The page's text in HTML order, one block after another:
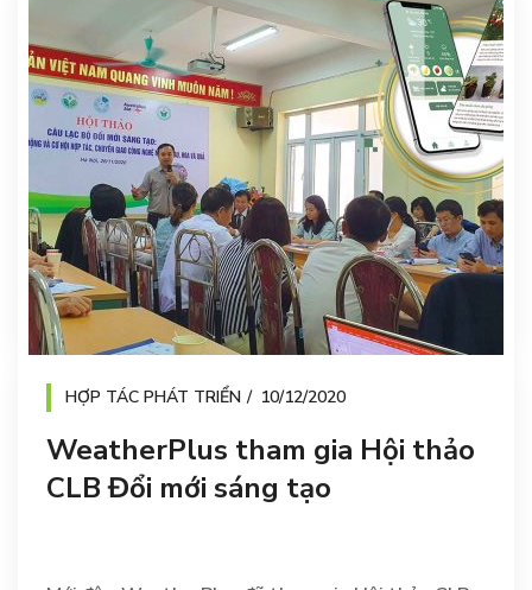
HỢP TÁC PHÁT TRIỂN 10/12/2020
WeatherPlus tham gia Hội thảo
CLB Đổi mới sáng tạo